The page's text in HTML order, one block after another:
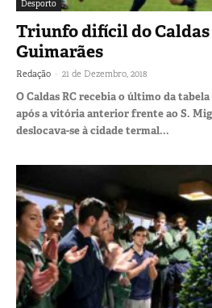
Desporto
Triunfo difícil do Caldas
Guimarães
Redação - 21 de Dezembro, 2018
O Caldas RC recebia o último da
após a vitória anterior frente ao S.
deslocava-se à cidade termal...